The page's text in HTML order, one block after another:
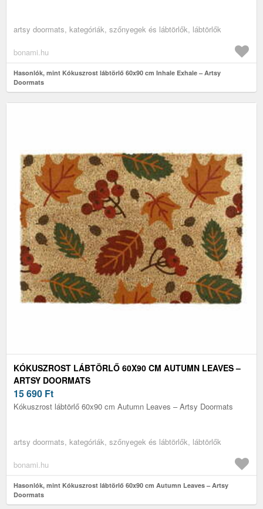
artsy doormats, kategóriák, szőnyegek és lábtörlők, lábtörlők
bonami.hu
Hasonlók, mint Kókuszrost lábtörlő 60x90 cm Inhale Exhale – Artsy
Doormats
KÓKUSZROST LÁBTÖRLŐ 60X90 CM AUTUMN LEAVES –
ARTSY DOORMATS
15 690 Ft
Kókuszrost lábtörlő 60x90 cm Autumn Leaves – Artsy Doormats
artsy doormats, kategóriák, szőnyegek és lábtörlők, lábtörlők
bonami.hu
Hasonlók, mint Kókuszrost lábtörlő 60x90 cm Autumn Leaves – Artsy
Doormats